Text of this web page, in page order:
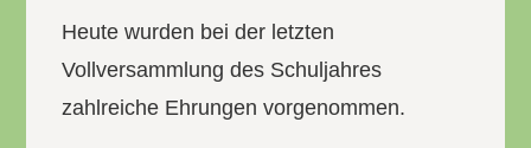
Heute wurden bei der letzten
Vollversammlung des Schuljahres
zahlreiche Ehrungen vorgenommen.